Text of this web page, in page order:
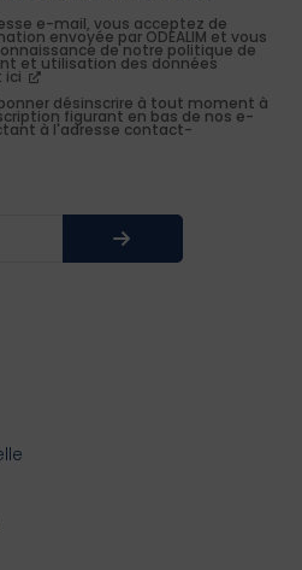
e-mail, vous acceptez de
envoyée par ODEALIM et vous
de notre politique de
et utilisation des données
ici
désinscrire à tout moment à
figurant en bas de nos e-
à l'adresse contact-